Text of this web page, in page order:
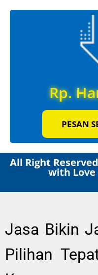
Rp.
PESAN
All Right
with
Jasa Bikin
Pilihan